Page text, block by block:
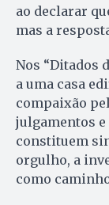
ao declarar
mas a
Nos “Ditados
a uma casa
compaixão
julgamentos e
constituem
orgulho, a
como